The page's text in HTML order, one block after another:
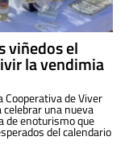
viñedos el
la vendimia
Cooperativa de Viver
una nueva
de enoturismo que
del calendario